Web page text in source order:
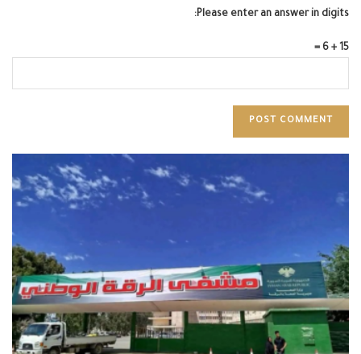
Please enter an answer in digits:
15 + 6 =